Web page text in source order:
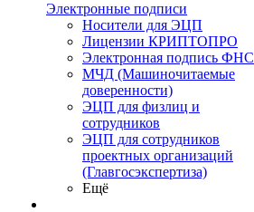
Электронные подписи
Носители для ЭЦП
Лицензии КРИПТОПРО
Электронная подпись ФНС
МЧД (Машиночитаемые
доверенности)
ЭЦП для физлиц и
сотрудников
ЭЦП для сотрудников
проектных организаций
(Главгосэкспертиза)
Ещё